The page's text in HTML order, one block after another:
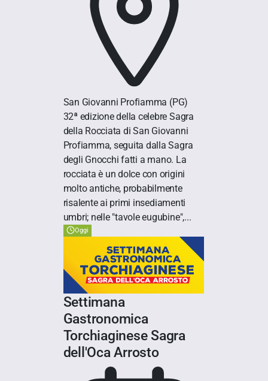
San Giovanni Profiamma (PG)
32ª edizione della celebre Sagra
della Rocciata di San Giovanni
Profiamma, seguita dalla Sagra
degli Gnocchi fatti a mano. La
rocciata è un dolce con origini
molto antiche, probabilmente
risalente ai primi insediamenti
umbri; nelle "tavole eugubine",...
Oggi
Settimana
Gastronomica
Torchiaginese Sagra
dell'Oca Arrosto